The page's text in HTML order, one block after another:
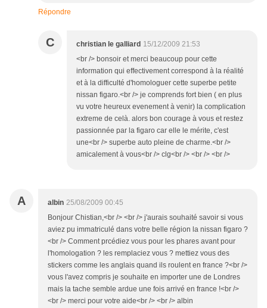
Répondre
C christian le galliard 15/12/2009 21:53
<br /> bonsoir et merci beaucoup pour cette
information qui effectivement correspond à la réalité
et à la difficulté d'homologuer cette superbe petite
nissan figaro.<br /> je comprends fort bien ( en plus
vu votre heureux evenement à venir) la complication
extreme de celà. alors bon courage à vous et restez
passionnée par la figaro car elle le mérite, c'est
une<br /> superbe auto pleine de charme.<br />
amicalement à vous<br /> clg<br /> <br /> <br />
A albin 25/08/2009 00:45
Bonjour Chistian,<br /> <br /> j'aurais souhaité savoir si vous
aviez pu immatriculé dans votre belle région la nissan figaro ?
<br /> Comment prcédiez vous pour les phares avant pour
l'homologation ? les remplaciez vous ? mettiez vous des
stickers comme les anglais quand ils roulent en france ?<br />
vous l'avez compris je souhaite en importer une de Londres
mais la tache semble ardue une fois arrivé en france !<br />
<br /> merci pour votre aide<br /> <br /> albin